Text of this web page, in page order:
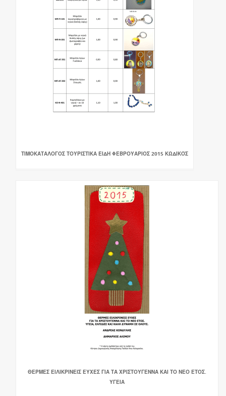
ΤΙΜΟΚΑΤΑΛΟΓΟΣ ΤΟΥΡΙΣΤΙΚΑ ΕΙΔΗ ΦΕΒΡΟΥΑΡΙΟΣ 2015 ΚΩΔΙΚΌΣ
ΘΕΡΜΕΣ ΕΙΛΙΚΡΙΝΕΙΣ ΕΥΧΕΣ ΓΙΑ ΤΑ ΧΡΙΣΤΟΥΓΕΝΝΑ ΚΑΙ ΤΟ ΝΕΟ ΕΤΟΣ.
ΥΓΕΙΑ